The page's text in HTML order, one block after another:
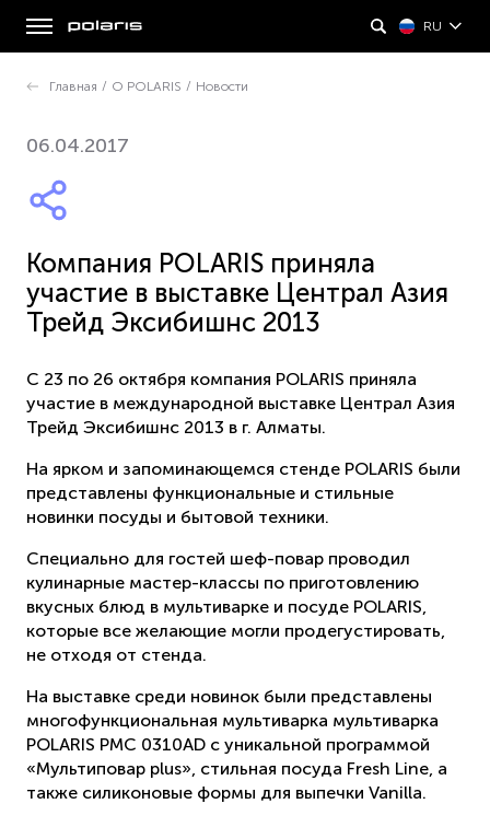
RU
Главная / О POLARIS / Новости
06.04.2017
Компания POLARIS приняла
участие в выставке Централ Азия
Трейд Эксибишнс 2013
С 23 по 26 октября компания POLARIS приняла
участие в международной выставке Централ Азия
Трейд Эксибишнс 2013 в г. Алматы.
На ярком и запоминающемся стенде POLARIS были
представлены функциональные и стильные
новинки посуды и бытовой техники.
Специально для гостей шеф-повар проводил
кулинарные мастер-классы по приготовлению
вкусных блюд в мультиварке и посуде POLARIS,
которые все желающие могли продегустировать,
не отходя от стенда.
На выставке среди новинок были представлены
многофункциональная мультиварка мультиварка
POLARIS PMC 0310AD с уникальной программой
«Мультиповар plus», стильная посуда Fresh Line, а
также силиконовые формы для выпечки Vanilla.